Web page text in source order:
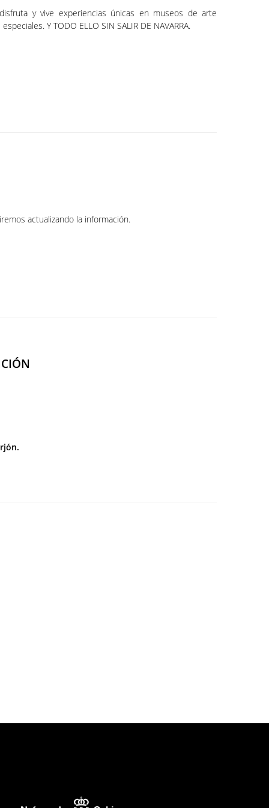
y vive experiencias únicas en museos de arte
Y TODO ELLO SIN SALIR DE NAVARRA.
actualizando la información.